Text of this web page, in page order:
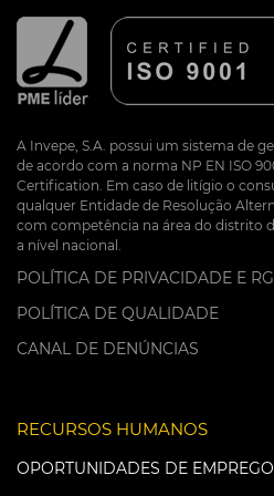
A Invepe, S.A. possui um sistema de
de acordo com a norma NP EN ISO
Certification. Em caso de litígio o
qualquer Entidade de Resolução
com competência na área do distrito
a nível nacional.
POLÍTICA DE PRIVACIDADE E
POLÍTICA DE QUALIDADE
CANAL DE DENÚNCIAS
RECURSOS HUMANOS
OPORTUNIDADES DE EMPREGO